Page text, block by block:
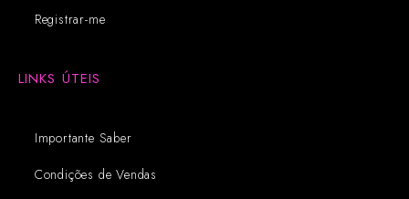
Registrar-me
LINKS ÚTEIS
Importante Saber
Condições de Vendas